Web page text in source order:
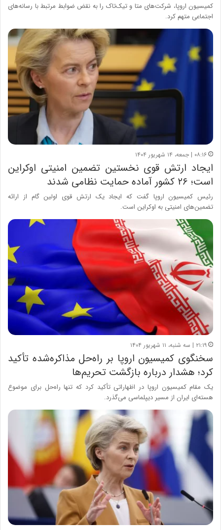
کمیسیون اروپا، شرکت‌های متا و تیک‌تاک را به نقض ضوابط مرتبط با رسانه‌های
اجتماعی متهم کرد.
۰۸:۱۶ | جمعه، ۱۴ شهریور ۱۴۰۴
ایجاد ارتش قوی نخستین تضمین امنیتی اوکراین
است؛ ۲۶ کشور آماده حمایت نظامی شدند
رئیس کمیسیون اروپا گفت که ایجاد یک ارتش قوی اولین گام از ارائه
تضمین‌های امنیتی به اوکراین است.
۲۱:۱۹ | سه شنبه، ۱۱ شهریور ۱۴۰۴
سخنگوی کمیسیون اروپا بر راه‌حل مذاکره‌شده تأکید
کرد؛ هشدار درباره بازگشت تحریم‌ها
یک مقام کمیسیون اروپا در اظهاراتی تأکید کرد که تنها راه‌حل برای موضوع
هسته‌ای ایران از مسیر دیپلماسی می‌گذرد.